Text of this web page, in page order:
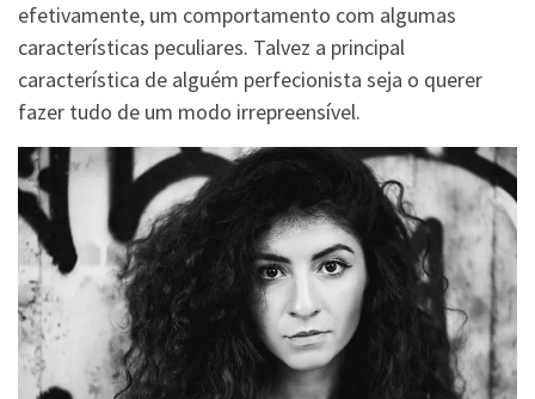
efetivamente, um comportamento com algumas
características peculiares. Talvez a principal
característica de alguém perfecionista seja o querer
fazer tudo de um modo irrepreensível.